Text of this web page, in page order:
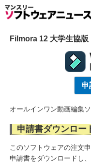
Filmora 12 大学生協版
申
オールインワン動画編集
申請書ダウンロー
このソフトウェアの注文
申請書をダウンロードし